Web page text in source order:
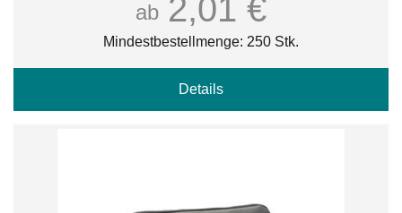
ab 2,01 €
Mindestbestellmenge: 250 Stk.
Details